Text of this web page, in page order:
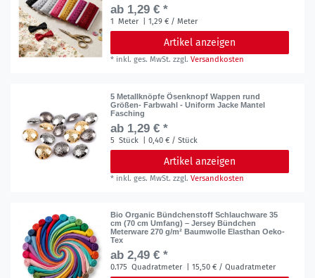
ab 1,29 € *
1 Meter | 1,29 € / Meter
Artikel anzeigen
* inkl. ges. MwSt. zzgl.Versandkosten
5 Metallknöpfe Ösenknopf Wappen rund
Größen- Farbwahl - Uniform Jacke Mantel
Fasching
ab 1,29 € *
5 Stück | 0,40 € / Stück
Artikel anzeigen
* inkl. ges. MwSt. zzgl.Versandkosten
Bio Organic Bündchenstoff Schlauchware 35
cm (70 cm Umfang) – Jersey Bündchen
Meterware 270 g/m² Baumwolle Elasthan Oeko-
Tex
ab 2,49 € *
0.175 Quadratmeter | 15,50 € / Quadratmeter